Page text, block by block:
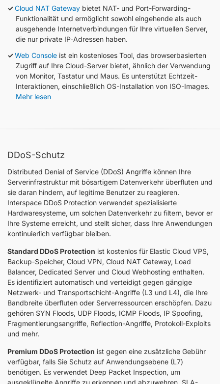
Cloud NAT Gateway bietet NAT- und Port-Forwarding-
Funktionalität und ermöglicht sowohl eingehende als auch
ausgehende Internetverbindungen für Ihre virtuellen Server,
die nur private IP-Adressen haben.
Web Console ist ein kostenloses Tool, das browserbasierten
Zugriff auf Ihre Cloud-Server bietet, ähnlich der Verwendung
von Monitor, Tastatur und Maus. Es unterstützt Echtzeit-
Interaktionen, einschließlich OS-Installation von ISO-Images.
Mehr lesen
DDoS-Schutz
Distributed Denial of Service (DDoS) Angriffe können Ihre
Serverinfrastruktur mit bösartigem Datenverkehr überfluten und
sie daran hindern, auf legitime Benutzer zu reagieren.
Interspace DDoS Protection verwendet spezialisierte
Hardwaresysteme, um solchen Datenverkehr zu filtern, bevor er
Ihre Systeme erreicht, und stellt sicher, dass Ihre Anwendungen
kontinuierlich verfügbar bleiben.
Standard DDoS Protection ist kostenlos für Elastic Cloud VPS,
Backup-Speicher, Cloud VPN, Cloud NAT Gateway, Load
Balancer, Dedicated Server und Cloud Webhosting enthalten.
Es identifiziert automatisch und verteidigt gegen gängige
Netzwerk- und Transportschicht-Angriffe (L3 und L4), die Ihre
Bandbreite überfluten oder Serverressourcen erschöpfen. Dazu
gehören SYN Floods, UDP Floods, ICMP Floods, IP Spoofing,
Fragmentierungsangriffe, Reflection-Angriffe, Protokoll-Exploits
und mehr.
Premium DDoS Protection ist gegen eine zusätzliche Gebühr
verfügbar, falls Sie Schutz auf Anwendungsebene (L7)
benötigen. Es verwendet Deep Packet Inspection, um